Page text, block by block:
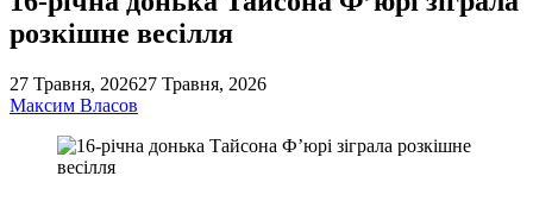
розкішне весілля
27 Травня, 202627 Травня, 2026
Максим Власов